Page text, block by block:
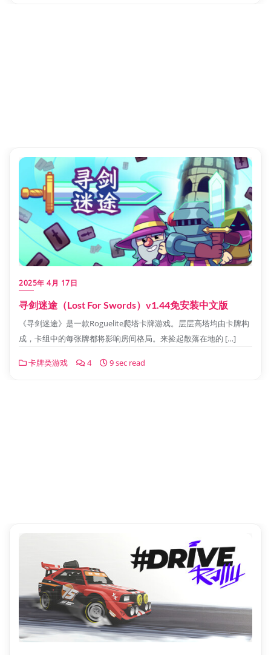
2025年 4月 17日
寻剑迷途（Lost For Swords）v1.44免安装中文版
《寻剑迷途》是一款Roguelite爬塔卡牌游戏。层层高塔均由卡牌构
成，卡组中的每张牌都将影响房间格局。来捡起散落在地的 […]
卡牌类游戏 4 9 sec read